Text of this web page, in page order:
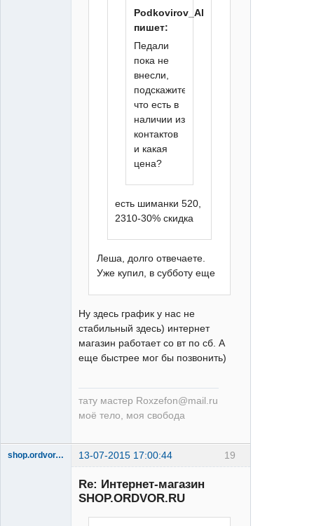
Podkovirov_Alex
пишет:
Педали
пока не
внесли,
подскажите
что есть в
наличии из
контактов
и какая
цена?
есть шиманки 520,
2310-30% скидка
Леша, долго отвечаете.
Уже купил, в субботу еще
Ну здесь график у нас не
стабильный здесь) интернет
магазин работает со вт по сб. А
еще быстрее мог бы позвонить)
тату мастер Roxzefon@mail.ru
моё тело, моя свобода
19
shop.ordvor.ru 13-07-2015 17:00:44
Re: Интернет-магазин
SHOP.ORDVOR.RU